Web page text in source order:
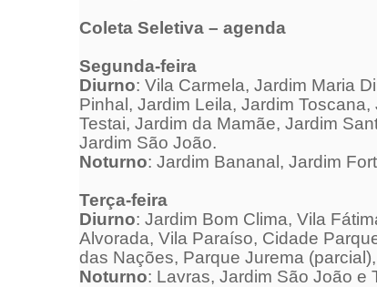
Coleta Seletiva – agenda
Segunda-feira
Diurno: Vila Carmela, Jardim Maria
Pinhal, Jardim Leila, Jardim
Testai, Jardim da Mamãe, Jardim
Jardim São João.
Noturno: Jardim Bananal, Jardim
Terça-feira
Diurno: Jardim Bom Clima, Vila
Alvorada, Vila Paraíso, Cidade
das Nações, Parque Jurema
Noturno: Lavras, Jardim São João e